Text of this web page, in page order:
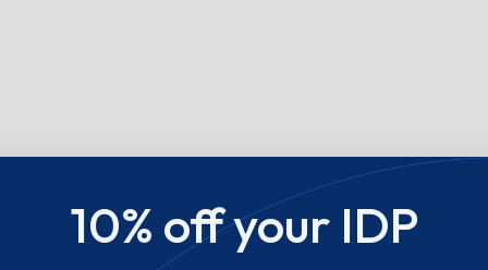
10% off your IDP